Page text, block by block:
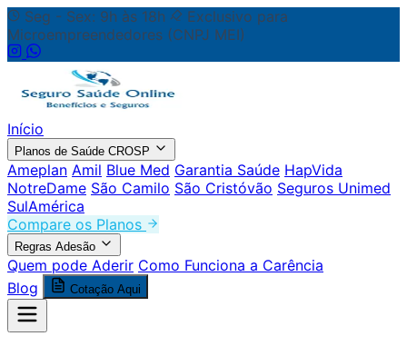
Seg - Sex: 9h às 18h
Exclusivo para
Microempreendedores (CNPJ MEI)
Início
Planos de Saúde CROSP
Ameplan Amil Blue Med Garantia Saúde HapVida
NotreDame São Camilo São Cristóvão Seguros Unimed
SulAmérica
Compare os Planos
Regras Adesão
Quem pode Aderir Como Funciona a Carência
Blog
Cotação Aqui